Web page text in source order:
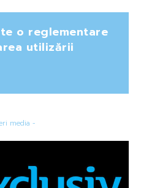
o reglementare
utilizării
media -